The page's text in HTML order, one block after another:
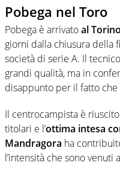
Pobega nel Toro
Pobega è arrivatoal
giorni dalla chiusura della
società di serie A. Il
grandi qualità, ma in
disappunto per il fatto che
Il centrocampista è
titolari e l’ottima intesa
Mandragora ha
l’intensità che sono